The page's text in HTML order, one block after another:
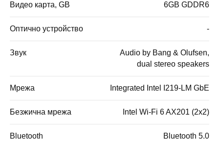
Видео карта, GB 6GB GDDR6
Оптично устройство -
Звук
Audio by Bang & Olufsen,
dual stereo speakers
Мрежа Integrated Intel I219-LM GbE
Безжична мрежа Intel Wi-Fi 6 AX201 (2x2)
Bluetooth Bluetooth 5.0